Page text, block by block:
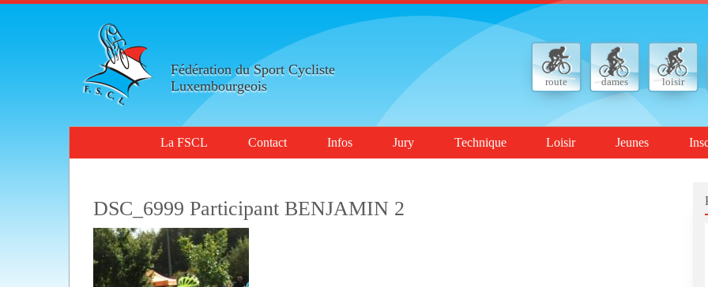
Fédération du Sport Cycliste
Luxembourgeois
route dames loisir
La FSCL Contact Infos Jury Technique Loisir Jeunes
DSC_6999 Participant BENJAMIN 2